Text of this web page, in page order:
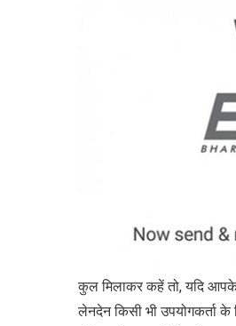
कुल मिलाकर कहें तो, यदि
लेनदेन किसी भी उपयोगकर्ता